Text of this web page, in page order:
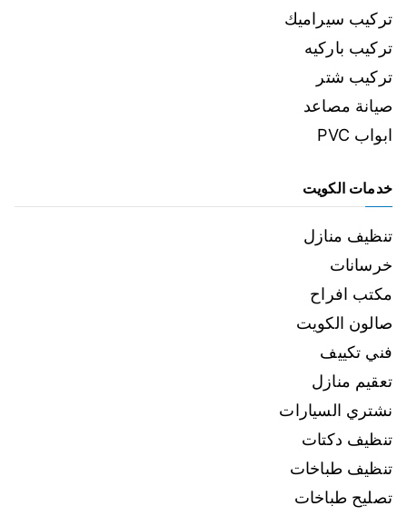
تركيب سيراميك
تركيب باركيه
تركيب شتر
صيانة مصاعد
ابواب PVC
خدمات الكويت
تنظيف منازل
خرسانات
مكتب افراح
صالون الكويت
فني تكييف
تعقيم منازل
نشتري السيارات
تنظيف دكتات
تنظيف طباخات
تصليح طباخات